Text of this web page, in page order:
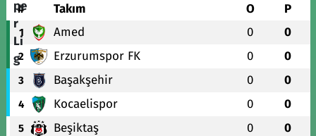
# Takım O P
1 Amed 0 0
2 Erzurumspor FK 0 0
3 Başakşehir 0 0
4 Kocaelispor 0 0
5 Beşiktaş 0 0